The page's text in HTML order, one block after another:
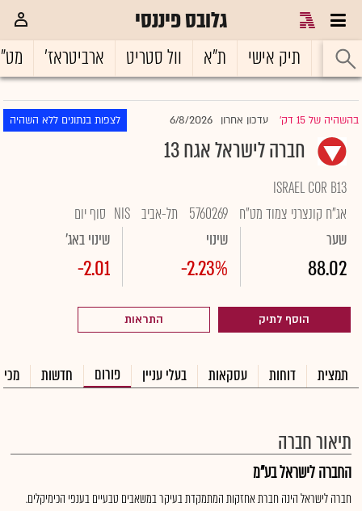
גלובס פיננסי
ראשי תיק אישי ת"א וול סטריט ארביטראז'
בהשהיה של 15 דק' |עדכון אחרון 6/8/2026 לצפות בנתונים ללא השהיה
חברה לישראל אגח 13
ISRAEL COR B13
אג"ח קונצרני צמוד מט"ח 5760269 תל-אביב NIS סוף יום
שער
88.02
שינוי
-2.23%
שינוי באג'
-2.01
הוסף לתיק התראות
תמצית דוחות עסקאות בעלי עניין פורום חדשות
תיאור חברה
החברה לישראל בע"מ
חברה לישראל הינה חברת אחזקות המתמקדת בעיקר במשאבים טבעיים בענפי הכימיקלים.